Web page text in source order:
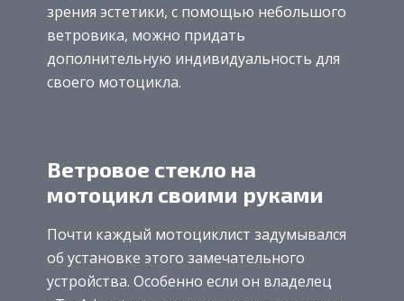
зрения эстетики, с помощью небольшого
ветровика, можно придать
дополнительную индивидуальность для
своего мотоцикла.
Ветровое стекло на
мотоцикл своими руками
Почти каждый мотоциклист задумывался
об установке этого замечательного
устройства. Особенно если он владелец